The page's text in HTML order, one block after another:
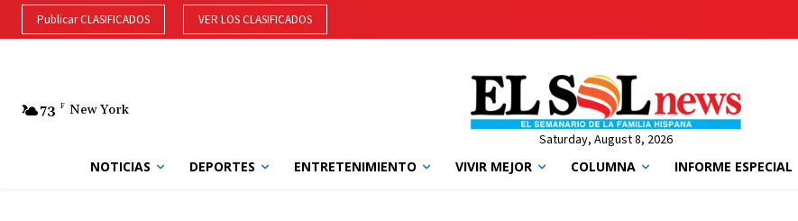
Publicar CLASIFICADOS VER LOS CLASIFICADOS
73 F New York
Saturday, August 8, 2026
NOTICIAS DEPORTES ENTRETENIMIENTO VIVIR MEJOR COLUMNA INFORME ESPECIAL